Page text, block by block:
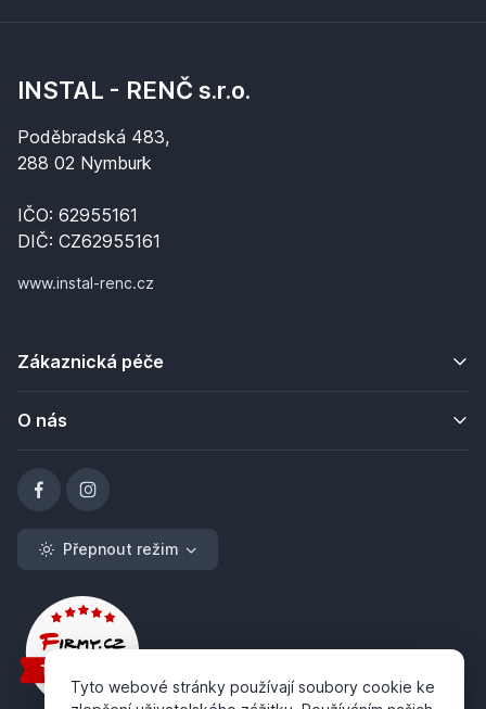
INSTAL - RENČ s.r.o.
Poděbradská 483,
288 02 Nymburk
IČO: 62955161
DIČ: CZ62955161
www.instal-renc.cz
Zákaznická péče
O nás
Přepnout režim
Tyto webové stránky používají soubory cookie ke